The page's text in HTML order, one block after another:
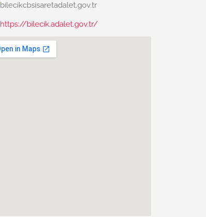
bilecikcbsisaretadalet.gov.tr
https://bilecik.adalet.gov.tr/